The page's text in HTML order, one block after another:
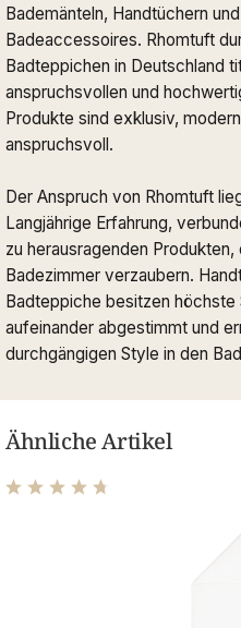
Bademänteln, Handtüchern
Badeaccessoires. Rhomtuft
Badteppichen in Deutschland
anspruchsvollen und
Produkte sind exklusiv,
anspruchsvoll.
Der Anspruch von Rhomtuft
Langjährige Erfahrung,
zu herausragenden
Badezimmer verzaubern.
Badteppiche besitzen
aufeinander abgestimmt und
durchgängigen Style in den
Ähnliche Artikel
Durchschnittliche